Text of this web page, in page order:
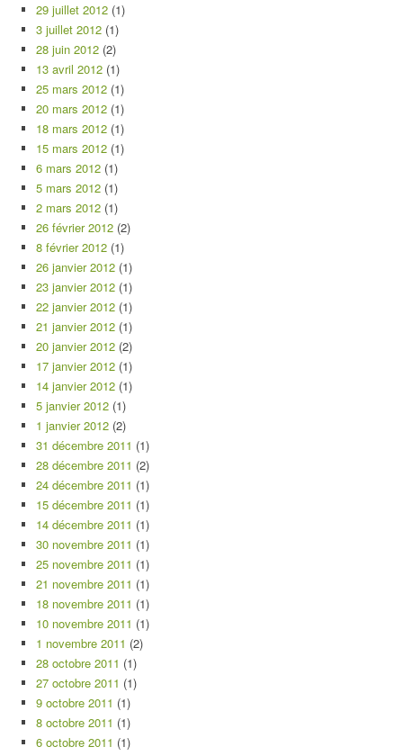
29 juillet 2012 (1)
3 juillet 2012 (1)
28 juin 2012 (2)
13 avril 2012 (1)
25 mars 2012 (1)
20 mars 2012 (1)
18 mars 2012 (1)
15 mars 2012 (1)
6 mars 2012 (1)
5 mars 2012 (1)
2 mars 2012 (1)
26 février 2012 (2)
8 février 2012 (1)
26 janvier 2012 (1)
23 janvier 2012 (1)
22 janvier 2012 (1)
21 janvier 2012 (1)
20 janvier 2012 (2)
17 janvier 2012 (1)
14 janvier 2012 (1)
5 janvier 2012 (1)
1 janvier 2012 (2)
31 décembre 2011 (1)
28 décembre 2011 (2)
24 décembre 2011 (1)
15 décembre 2011 (1)
14 décembre 2011 (1)
30 novembre 2011 (1)
25 novembre 2011 (1)
21 novembre 2011 (1)
18 novembre 2011 (1)
10 novembre 2011 (1)
1 novembre 2011 (2)
28 octobre 2011 (1)
27 octobre 2011 (1)
9 octobre 2011 (1)
8 octobre 2011 (1)
6 octobre 2011 (1)